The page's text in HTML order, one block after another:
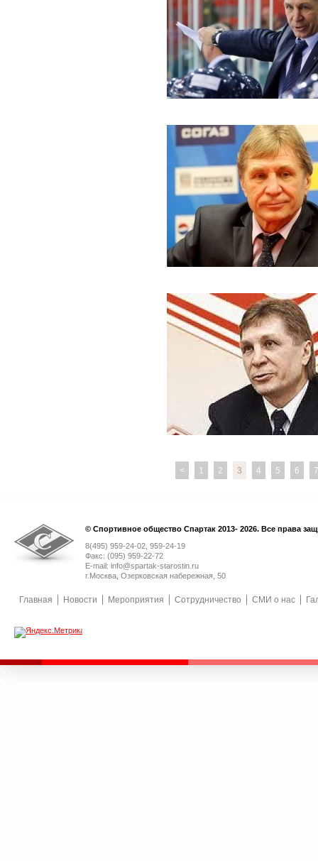
< 1 2 3 4 5 6 7
© Спортивное общество Спартак 2013- 2026. Все права
8(495) 959-24-02, 959-24-19
Факс: (095) 959-22-72
E-mail: info@spartak-starostin.ru
г.Москва, Озерковская набережная, 50
Главная Новости Мероприятия Сотрудничество СМИ о нас